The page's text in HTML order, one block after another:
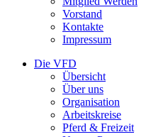
Vorstand
Kontakte
Impressum
Die VFD
Übersicht
Über uns
Organisation
Arbeitskreise
Pferd & Freizeit